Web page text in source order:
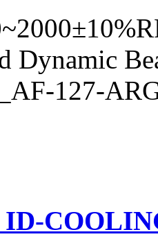
Dynamic
127-
ID-